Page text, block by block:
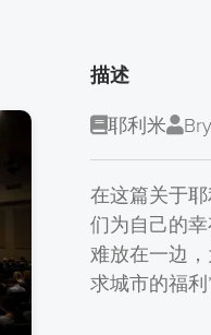
描述
耶利米
在这篇关于
们为自己的
难放在一边
求城市的福利”